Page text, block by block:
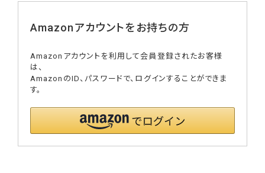
Amazonアカウントをお持ちの方
Amazonアカウントを利用して会員登録されたお客様
は、
AmazonのID、パスワードで、ログインすることができま
す。